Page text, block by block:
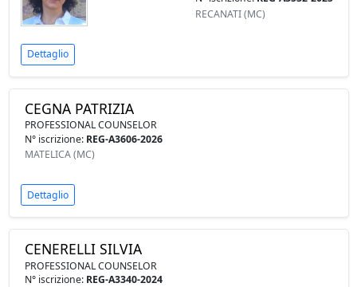
RECANATI (MC)
Dettaglio
CEGNA PATRIZIA
PROFESSIONAL COUNSELOR
N° iscrizione: REG-A3606-2026
MATELICA (MC)
Dettaglio
CENERELLI SILVIA
PROFESSIONAL COUNSELOR
N° iscrizione: REG-A3340-2024